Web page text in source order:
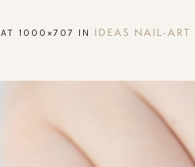
AT 1000×707 IN IDEAS NAIL-